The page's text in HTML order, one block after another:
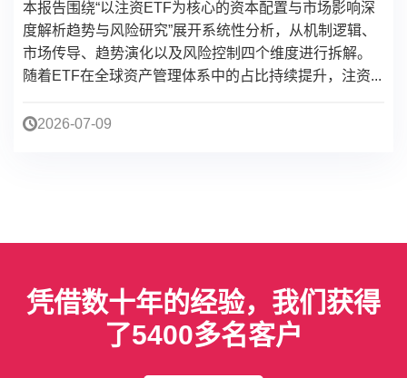
本报告围绕“以注资ETF为核心的资本配置与市场影响深
度解析趋势与风险研究”展开系统性分析，从机制逻辑、
市场传导、趋势演化以及风险控制四个维度进行拆解。
随着ETF在全球资产管理体系中的占比持续提升，注资...
2026-07-09
凭借数十年的经验，我们获得
了5400多名客户